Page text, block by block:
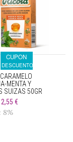
CUPON
DESCUENTO
MENTA Y
SUIZAS 50GR
2,55 €
8%